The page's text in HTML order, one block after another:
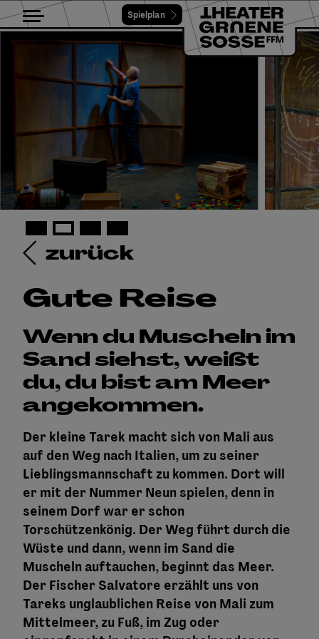
Toggle navigationSpielplan
zurück
Gute Reise
Wenn du Muscheln im
Sand siehst, weißt
du, du bist am Meer
angekommen.
Der kleine Tarek macht sich von Mali aus
auf den Weg nach Italien, um zu seiner
Lieblingsmannschaft zu kommen. Dort will
er mit der Nummer Neun spielen, denn in
seinem Dorf war er schon
Torschützenkönig. Der Weg führt durch die
Wüste und dann, wenn im Sand die
Muscheln auftauchen, beginnt das Meer.
Der Fischer Salvatore erzählt uns von
Tareks unglaublichen Reise von Mali zum
Mittelmeer, zu Fuß, im Zug oder